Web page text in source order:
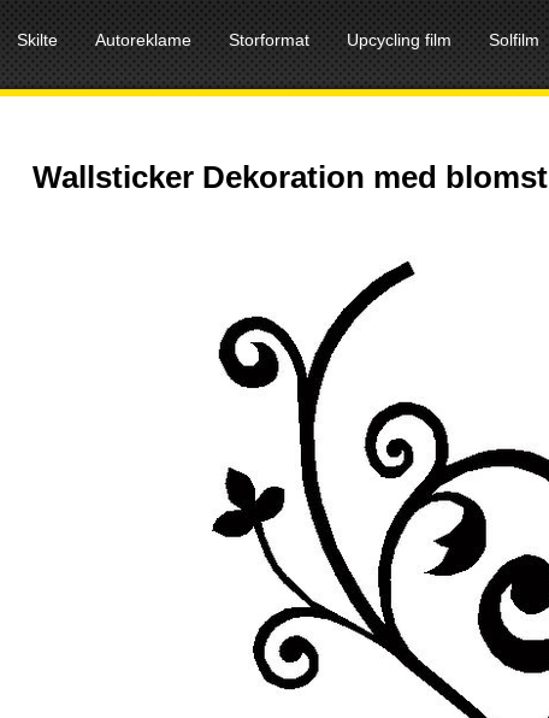
Skilte Autoreklame Storformat Upcycling film Solfilm
Wallsticker Dekoration med blomst